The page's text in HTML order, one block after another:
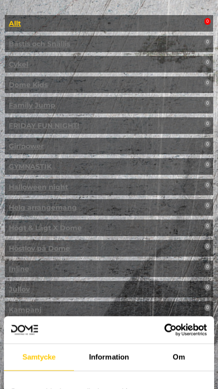
Samtycke Information Om
Allt 0
Bästis och Snällis 0
Cykel 0
Dome Kids 0
Family Jump 0
FRIDAY FUN NIGHT! 0
Girlpower 0
GYMNASTIK 0
Halloween night 0
Helg arrangemang 0
Högt & Lågt X Dome 0
Höstlov på Dome 0
Inline 0
Jullov 0
Kampanj 0
Kickbike 0
Klättring